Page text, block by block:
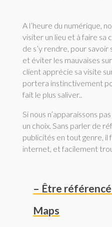
A l’heure du numérique,
visiter un lieu et à faire sa
de s’y rendre, pour savoir
et éviter les mauvaises
client apprécie sa visite
portera instinctivement
fait le plus saliver..
Si nous n’apparaissons
un choix. Sans parler de
publicités en tout genre, il
internet, et facilement
– Être
Maps